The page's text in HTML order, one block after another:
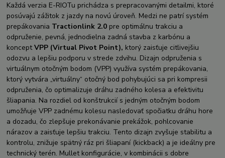
Každá verzia E-RIOTu prichádza s prepracovanými detailmi, ktoré
posúvajú zážitok z jazdy na novú úroveň. Medzi ne patrí systém
prepákovania Tractionlink 2.0 pre optimálnu trakciu a
odpruženie, pevná, jednodielna zadná stavba z karbónu a
konceptVPP (Virtual Pivot Point), ktorý zaisťuje citlivejšiu
odozvu a lepšiu podporu v strede zdvihu. Dizajn odpruženia s
virtuálnym otočným bodom (VPP) využíva systém prepákovania,
ktorý vytvára „virtuálny“ otočný bod pohybujúci sa pri kompresii
odpruženia, čo optimalizuje dráhu zadného kolesa a efektivitu
šliapania. Na rozdiel od konštrukcií s jedným otočným bodom
umožňuje VPP zadnému kolesu nasledovať spočiatku dráhu hore
a dozadu, čo zlepšuje prekonávanie prekážok, pohlcovanie
nárazov a zaisťuje lepšiu trakciu. Tento dizajn zvyšuje stabilitu a
kontrolu, znižuje spätný ráz pri šliapaní (kickback) a je ideálny pre
technický terén. Mullet konfigurácie, v kombinácii s dobre